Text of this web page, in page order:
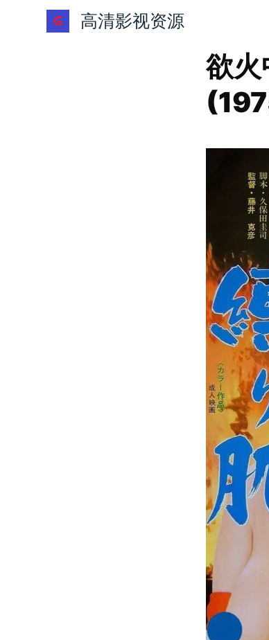
高清影视资源
欲火